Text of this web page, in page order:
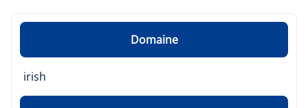
Domaine
irish